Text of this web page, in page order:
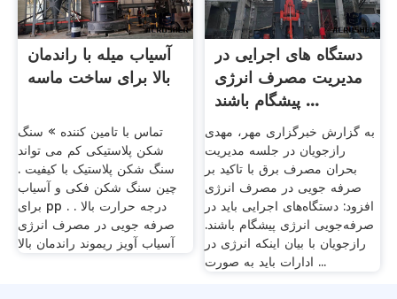
آسیاب میله با راندمان
بالا برای ساخت ماسه
تماس با تامین کننده » سنگ
شکن پلاستیکی کم می تواند
سنگ شکن پلاستیک با کیفیت .
چین سنگ شکن فکی و آسیاب
برای pp . درجه حرارت بالا .
صرفه جویی در مصرف انرژی
آسیاب آویز ریموند راندمان بالا
دستگاه های اجرایی در
مدیریت مصرف انرژی
پیشگام باشند ...
به گزارش خبرگزاری مهر، مهدی
رازجویان در جلسه مدیریت
بحران مصرف برق با تاکید بر
صرفه جویی در مصرف انرژی
افزود: دستگاه‌های اجرایی باید در
صرفه‌جویی انرژی پیشگام باشند.
رازجویان با بیان اینکه انرژی در
ادارات باید به صورت ...